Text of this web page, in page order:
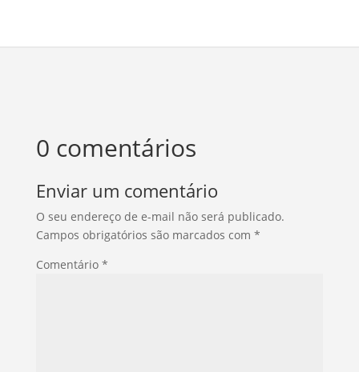
0 comentários
Enviar um comentário
O seu endereço de e-mail não será publicado.
Campos obrigatórios são marcados com *
Comentário *